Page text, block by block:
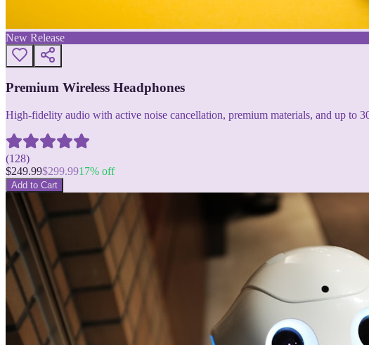
New Release
Premium Wireless Headphones
High-fidelity audio with active noise cancellation, premium materials, and up to
(128)
$249.99$299.9917% off
Add to Cart